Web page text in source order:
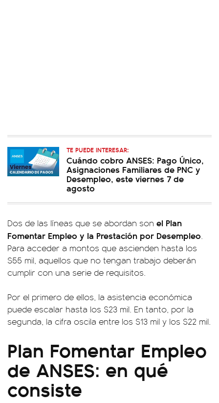
TE PUEDE INTERESAR:
Cuándo cobro ANSES: Pago Único,
Asignaciones Familiares de PNC y
Desempleo, este viernes 7 de
agosto
Dos de las líneas que se abordan son el Plan
Fomentar Empleo y la Prestación por Desempleo.
Para acceder a montos que ascienden hasta los
$55 mil, aquellos que no tengan trabajo deberán
cumplir con una serie de requisitos.
Por el primero de ellos, la asistencia económica
puede escalar hasta los $23 mil. En tanto, por la
segunda, la cifra oscila entre los $13 mil y los $22 mil.
Plan Fomentar Empleo
de ANSES: en qué
consiste